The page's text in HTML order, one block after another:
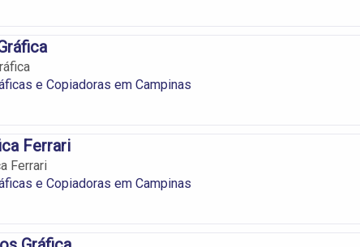
e Copiadoras em Campinas
Ferrari
Ferrari
e Copiadoras em Campinas